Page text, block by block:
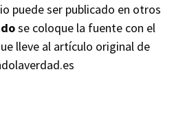
puede ser publicado en otros
se coloque la fuente con el
lleve al artículo original de